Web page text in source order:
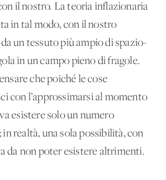
il nostro. La teoria inflazionaria
in tal modo, con il nostro
un tessuto più ampio di spazio-
in un campo pieno di fragole.
che poiché le cose
con l’approssimarsi al momento
esistere solo un numero
realtà, una sola possibilità, con
da non poter esistere altrimenti.